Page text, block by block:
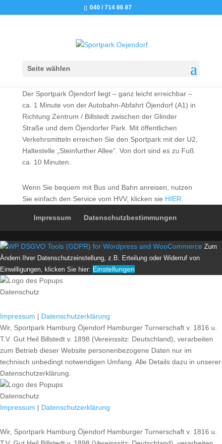
040 / 714 86 87
Seite wählen
Der Sportpark Öjendorf liegt – ganz leicht erreichbar –
ca. 1 Minute von der Autobahn-Abfahrt Öjendorf (A1) in
Richtung Zentrum / Billstedt zwischen der Glinder
Straße und dem Öjendorfer Park. Mit öffentlichen
Verkehrsmitteln erreichen Sie den Sportpark mit der U2,
Haltestelle „Steinfurther Allee“. Von dort sind es zu Fuß
ca. 10 Minuten.
Wenn Sie bequem mit Bus und Bahn anreisen, nutzen
Sie einfach den Service vom HVV, klicken sie HIER.
Impressum Datenschutzbestimmungen
Zum
Ändern Ihrer Datenschutzeinstellung, z.B. Erteilung oder Widerruf von
Einwilligungen, klicken Sie hier: Einstellungen
Datenschutz
Impressum | Datenschutzerklärung
Wir, Sportpark Hamburg Öjendorf Hamburger Turnerschaft v. 1816 u.
T.V. Gut Heil Billstedt v. 1898 (Vereinssitz: Deutschland), verarbeiten
zum Betrieb dieser Website personenbezogene Daten nur im
technisch unbedingt notwendigen Umfang. Alle Details dazu in unserer
Datenschutzerklärung.
Datenschutz
Impressum | Datenschutzerklärung
Wir, Sportpark Hamburg Öjendorf Hamburger Turnerschaft v. 1816 u.